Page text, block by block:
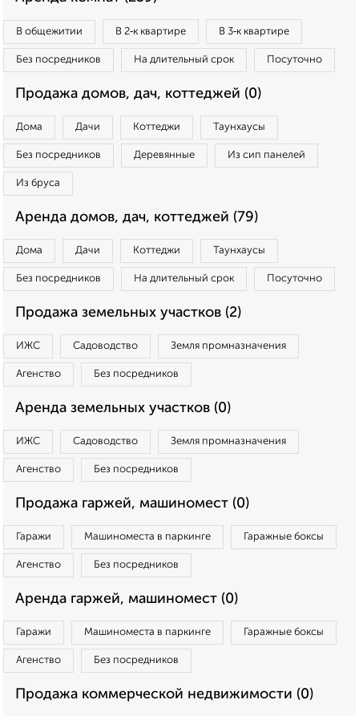
В общежитии В 2‑к квартире В 3‑к квартире
Без посредников На длительный срок Посуточно
Продажа домов, дач, коттеджей (0)
Дома Дачи Коттеджи Таунхаусы
Без посредников Деревянные Из сип панелей
Из бруса
Аренда домов, дач, коттеджей (79)
Дома Дачи Коттеджи Таунхаусы
Без посредников На длительный срок Посуточно
Продажа земельных участков (2)
ИЖС Садоводство Земля промназначения
Агенство Без посредников
Аренда земельных участков (0)
ИЖС Садоводство Земля промназначения
Агенство Без посредников
Продажа гаржей, машиномест (0)
Гаражи Машиноместа в паркинге Гаражные боксы
Агенство Без посредников
Аренда гаржей, машиномест (0)
Гаражи Машиноместа в паркинге Гаражные боксы
Агенство Без посредников
Продажа коммерческой недвижимости (0)